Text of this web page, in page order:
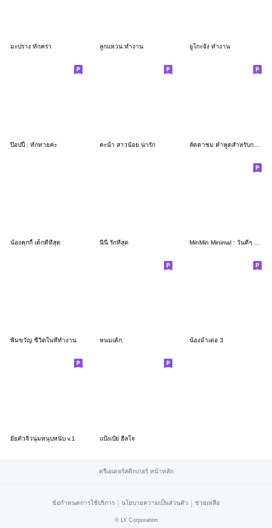
มะปราง ทักคร่า ลูกแหวน ทำงาน ยูโกะจัง ทำงาน
ป๊อปปี้ : ทักทายค่ะ คะน้า สาวน้อย น่ารัก ลัดดาชม คำพูดสำหรับการทำงาน
น้องคุกกี้ เด็กดีที่สุด นีนี่ รักที่สุด
พิมขวัญ ชีวิตในที่ทำงาน หนมเค้ก. น้องม้าเต่อ 3
ยัยตัวจิ๋วนุ่มหนุบหนับ v.1 แป้งเป้ย ฮีลใจ
ครีเอเตอร์สติกเกอร์ หน้าหลัก
ข้อกำหนดการใช้บริการ | นโยบายความเป็นส่วนตัว | ช่วยเหลือ
© LY Corporation